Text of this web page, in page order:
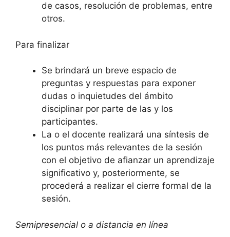
de casos, resolución de problemas, entre
otros.
Para finalizar
Se brindará un breve espacio de
preguntas y respuestas para exponer
dudas o inquietudes del ámbito
disciplinar por parte de las y los
participantes.
La o el docente realizará una síntesis de
los puntos más relevantes de la sesión
con el objetivo de afianzar un aprendizaje
significativo y, posteriormente, se
procederá a realizar el cierre formal de la
sesión.
Semipresencial o a distancia en línea